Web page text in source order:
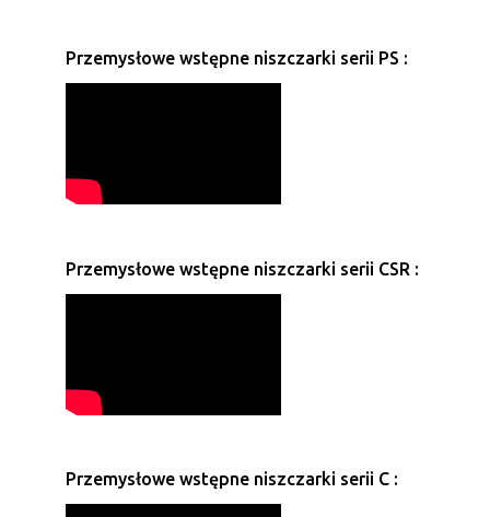
Przemysłowe wstępne niszczarki serii PS :
Przemysłowe wstępne niszczarki serii CSR :
Przemysłowe wstępne niszczarki serii C :